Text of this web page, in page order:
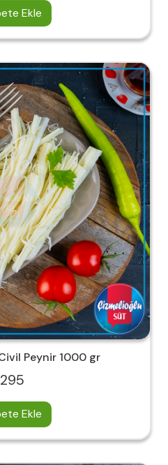
Ekle
Peynir 1000 gr
295
Ekle